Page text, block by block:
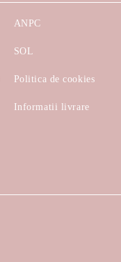
ANPC
SOL
Politica de cookies
Informatii livrare